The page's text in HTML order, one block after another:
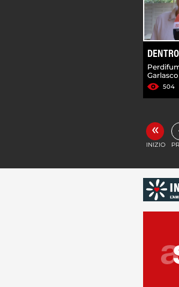
Garlasco
504
«
INIZIO